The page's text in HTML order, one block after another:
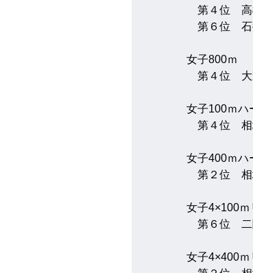
第４位　高
第６位　石
女子800ｍ
第４位　大
女子100ｍハ
第４位　
女子400ｍハ
第２位　
女子4×100ｍ
第６位　二
女子4×400ｍ